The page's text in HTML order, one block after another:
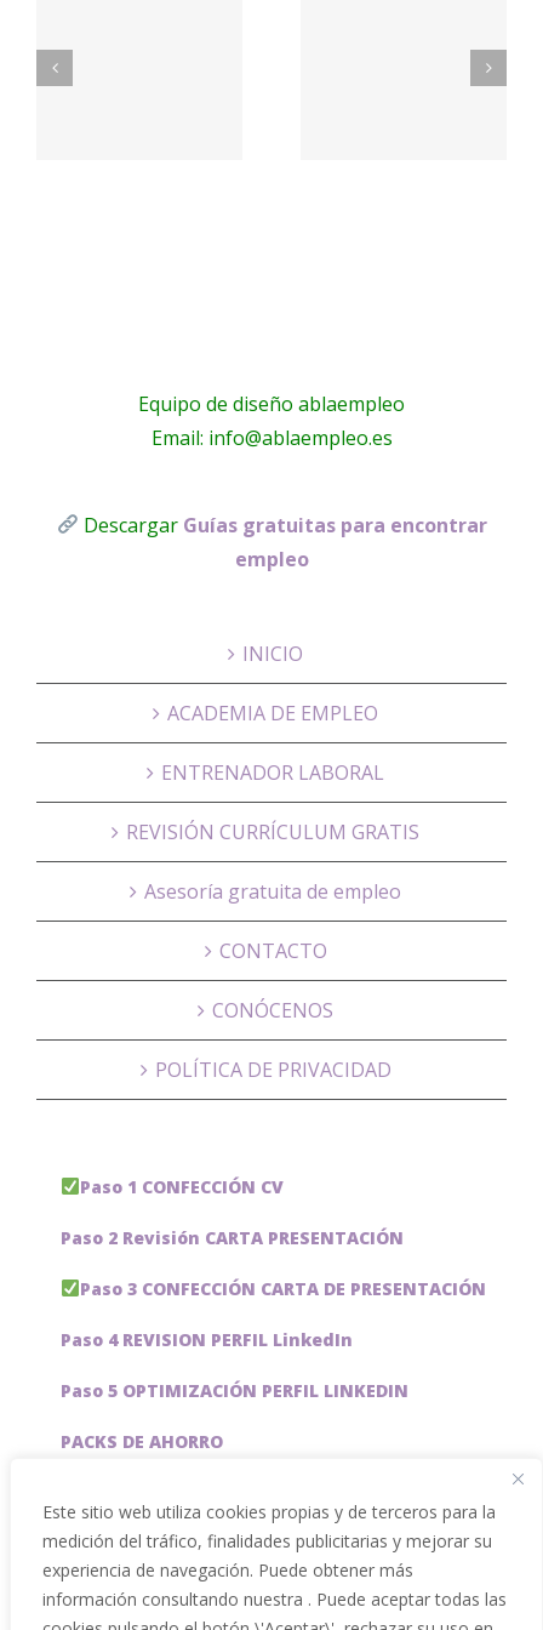
Este sitio web utiliza cookies propias y de terceros para la
medición del tráfico, finalidades publicitarias y mejorar su
experiencia de navegación. Puede obtener más
información consultando nuestra . Puede aceptar todas las
#colegio
Equipo de diseño ablaempleo
Email: info@ablaempleo.es
Descargar Guías gratuitas para encontrar
empleo
INICIO
ACADEMIA DE EMPLEO
ENTRENADOR LABORAL
REVISIÓN CURRÍCULUM GRATIS
Asesoría gratuita de empleo
CONTACTO
CONÓCENOS
POLÍTICA DE PRIVACIDAD
Paso 1 CONFECCIÓN CV
Paso 2 Revisión CARTA PRESENTACIÓN
Paso 3 CONFECCIÓN CARTA DE PRESENTACIÓN
Paso 4 REVISION PERFIL LinkedIn
Paso 5 OPTIMIZACIÓN PERFIL LINKEDIN
PACKS DE AHORRO
Servicios especiales